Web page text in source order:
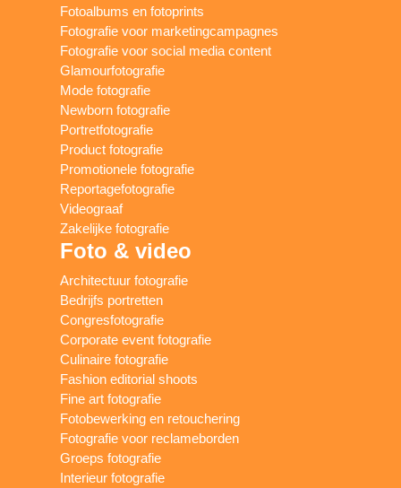
Fotoalbums en fotoprints
Fotografie voor marketingcampagnes
Fotografie voor social media content
Glamourfotografie
Mode fotografie
Newborn fotografie
Portretfotografie
Product fotografie
Promotionele fotografie
Reportagefotografie
Videograaf
Zakelijke fotografie
Foto & video
Architectuur fotografie
Bedrijfs portretten
Congresfotografie
Corporate event fotografie
Culinaire fotografie
Fashion editorial shoots
Fine art fotografie
Fotobewerking en retouchering
Fotografie voor reclameborden
Groeps fotografie
Interieur fotografie